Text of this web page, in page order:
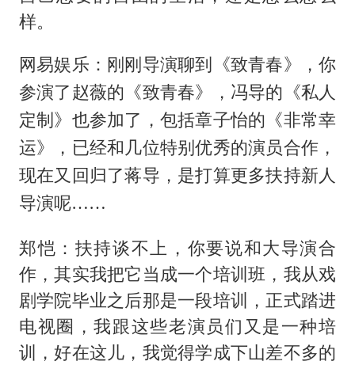
样。
网易娱乐：刚刚导演聊到《致青春》，你
参演了赵薇的《致青春》，冯导的《私人
定制》也参加了，包括章子怡的《非常幸
运》，已经和几位特别优秀的演员合作，
现在又回归了蒋导，是打算更多扶持新人
导演呢……
郑恺：扶持谈不上，你要说和大导演合
作，其实我把它当成一个培训班，我从戏
剧学院毕业之后那是一段培训，正式踏进
电视圈，我跟这些老演员们又是一种培
训，好在这儿，我觉得学成下山差不多的